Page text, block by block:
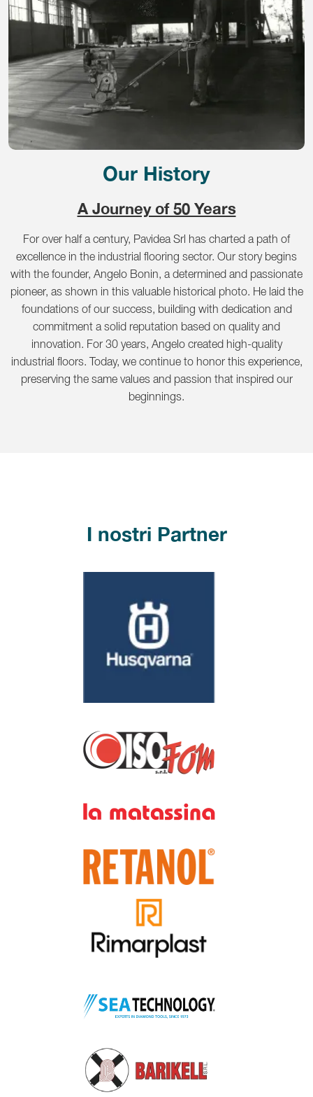
Our History
A Journey of 50 Years
For over half a century, Pavidea Srl has charted a path of
excellence in the industrial flooring sector. Our story begins
with the founder, Angelo Bonin, a determined and passionate
pioneer, as shown in this valuable historical photo. He laid the
foundations of our success, building with dedication and
commitment a solid reputation based on quality and
innovation. For 30 years, Angelo created high-quality
industrial floors. Today, we continue to honor this experience,
preserving the same values and passion that inspired our
beginnings.
I nostri Partner